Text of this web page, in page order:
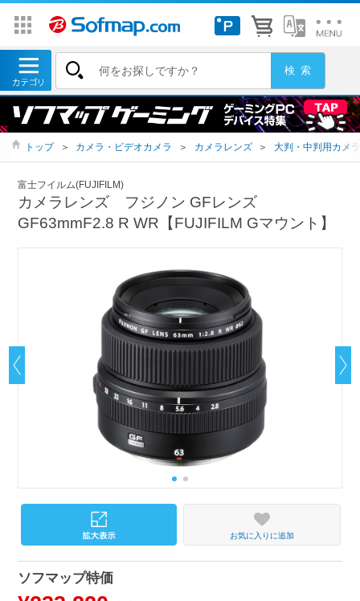
トップ ＞ カメラ・ビデオカメラ ＞ カメラレンズ ＞ 大判・中判用カメ
富士フイルム(FUJIFILM)
カメラレンズ フジノン GFレンズ
GF63mmF2.8 R WR【FUJIFILM Gマウント】
お気に入りに追加
ソフマップ特価